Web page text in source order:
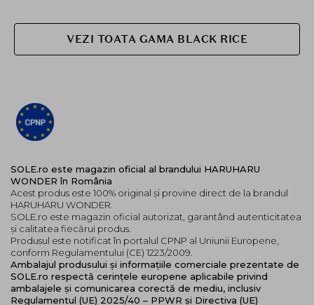
VEZI TOATA GAMA BLACK RICE
SOLE.ro este magazin oficial al brandului HARUHARU
WONDER în România
Acest produs este 100% original și provine direct de la brandul
HARUHARU WONDER.
SOLE.ro este magazin oficial autorizat, garantând autenticitatea
și calitatea fiecărui produs.
Produsul este notificat în portalul CPNP al Uniunii Europene,
conform Regulamentului (CE) 1223/2009.
Ambalajul produsului și informațiile comerciale prezentate de
SOLE.ro respectă cerințele europene aplicabile privind
ambalajele și comunicarea corectă de mediu, inclusiv
Regulamentul (UE) 2025/40 – PPWR și Directiva (UE)